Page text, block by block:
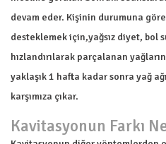
devam eder. Kişinin durumuna
desteklemek için,yağsız diyet, bol
hızlandırılarak parçalanan yağların
yaklaşık 1 hafta kadar sonra yağ
karşımıza çıkar.
Kavitasyonun Farkı